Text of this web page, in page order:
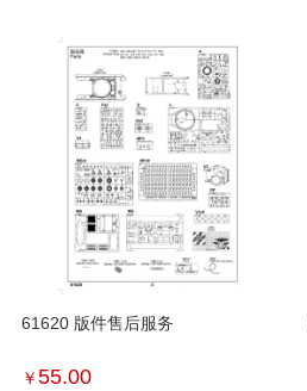
61620 版件售后服务
￥55.00